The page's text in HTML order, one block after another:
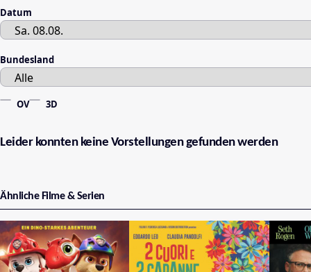
Datum
Bundesland
OV 3D
Leider konnten keine Vorstellungen gefunden werden
Ähnliche Filme & Serien